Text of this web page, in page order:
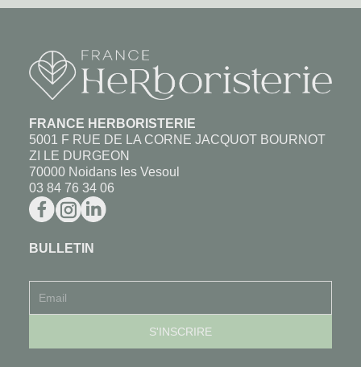
FRANCE HERBORISTERIE
5001 F RUE DE LA CORNE JACQUOT BOURNOT
ZI LE DURGEON
70000 Noidans les Vesoul
03 84 76 34 06
BULLETIN